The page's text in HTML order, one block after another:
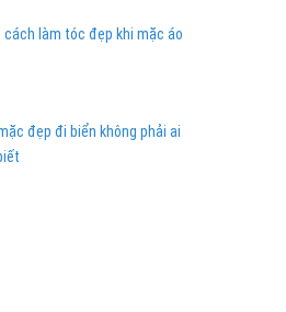
cách làm tóc đẹp khi mặc áo
đẹp đi biển không phải ai